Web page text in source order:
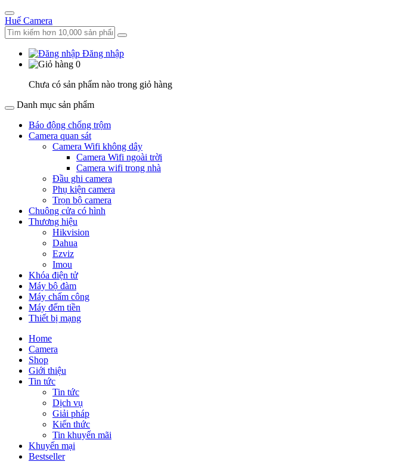
Huế Camera
Đăng nhập
0
Chưa có sản phẩm nào trong giỏ hàng
Danh mục sản phẩm
Báo động chống trộm
Camera quan sát
Camera Wifi không dây
Camera Wifi ngoài trời
Camera wifi trong nhà
Đầu ghi camera
Phụ kiện camera
Trọn bộ camera
Chuông cửa có hình
Thương hiệu
Hikvision
Dahua
Ezviz
Imou
Khóa điện tử
Máy bộ đàm
Máy chấm công
Máy đếm tiền
Thiết bị mạng
Home
Camera
Shop
Giới thiệu
Tin tức
Tin tức
Dịch vụ
Giải pháp
Kiến thức
Tin khuyến mãi
Khuyến mại
Bestseller